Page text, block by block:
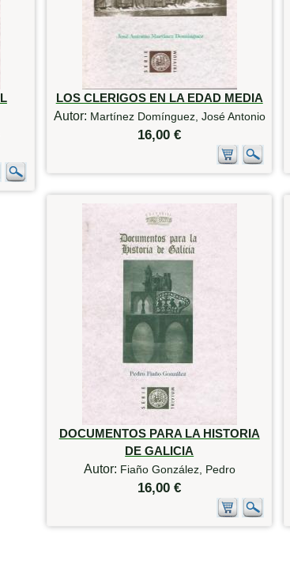
LOS CLERIGOS EN LA EDAD MEDIA
Autor: Martínez Domínguez, José Antonio
16,00 €
DOCUMENTOS PARA LA HISTORIA
DE GALICIA
Autor: Fiaño González, Pedro
16,00 €